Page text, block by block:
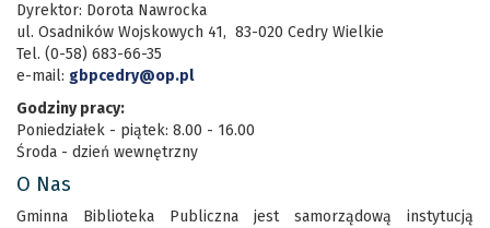
Dyrektor: Dorota Nawrocka
ul. Osadników Wojskowych 41, 83-020 Cedry Wielkie
Tel. (0-58) 683-66-35
e-mail: gbpcedry@op.pl
Godziny pracy:
Poniedziałek - piątek: 8.00 - 16.00
Środa - dzień wewnętrzny
O Nas
Gminna Biblioteka Publiczna jest samorządową instytucją